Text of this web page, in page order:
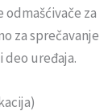
za
za sprečavanje
uređaja.